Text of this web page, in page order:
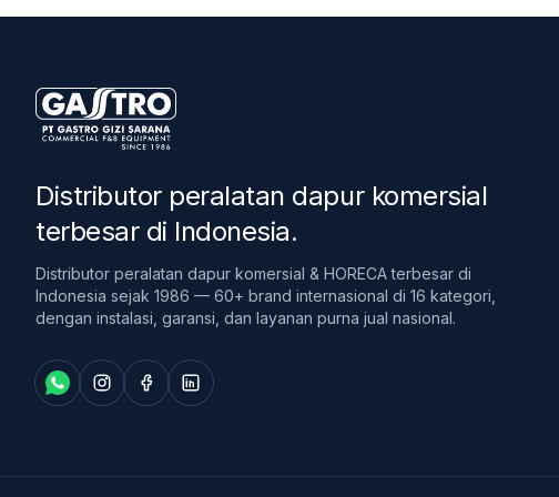
Distributor peralatan dapur komersial
terbesar di Indonesia.
Distributor peralatan dapur komersial & HORECA terbesar di
Indonesia sejak 1986 — 60+ brand internasional di 16 kategori,
dengan instalasi, garansi, dan layanan purna jual nasional.